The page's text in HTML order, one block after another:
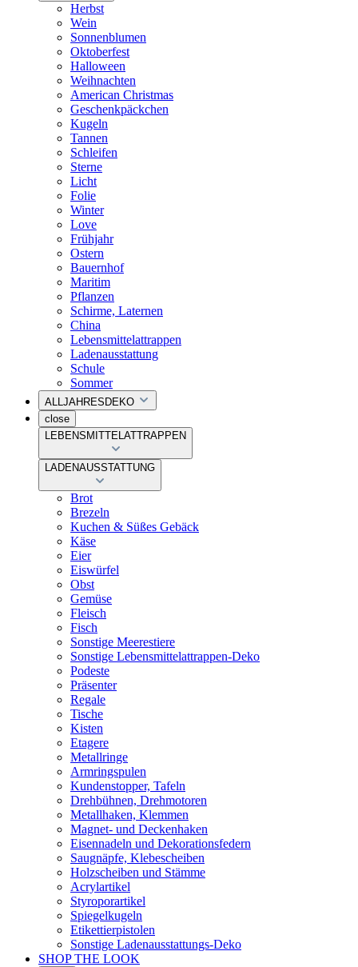
Herbst
Wein
Sonnenblumen
Oktoberfest
Halloween
Weihnachten
American Christmas
Geschenkpäckchen
Kugeln
Tannen
Schleifen
Sterne
Licht
Folie
Winter
Love
Frühjahr
Ostern
Bauernhof
Maritim
Pflanzen
Schirme, Laternen
China
Lebensmittelattrappen
Ladenausstattung
Schule
Sommer
ALLJAHRESDEKO
close
LEBENSMITTELATTRAPPEN
LADENAUSSTATTUNG
Brot
Brezeln
Kuchen & Süßes Gebäck
Käse
Eier
Eiswürfel
Obst
Gemüse
Fleisch
Fisch
Sonstige Meerestiere
Sonstige Lebensmittelattrappen-Deko
Podeste
Präsenter
Regale
Tische
Kisten
Etagere
Metallringe
Armringspulen
Kundenstopper, Tafeln
Drehbühnen, Drehmotoren
Metallhaken, Klemmen
Magnet- und Deckenhaken
Eisennadeln und Dekorationsfedern
Saugnäpfe, Klebescheiben
Holzscheiben und Stämme
Acrylartikel
Styroporartikel
Spiegelkugeln
Etikettierpistolen
Sonstige Ladenausstattungs-Deko
SHOP THE LOOK